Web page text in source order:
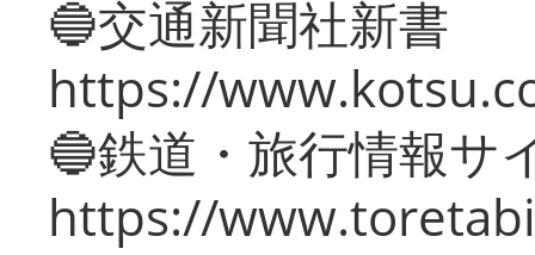
🔵交通新聞社新書
https://
🔵鉄道・旅行情報サ
https://